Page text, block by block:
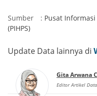
Sumber : Pusat
(PIHPS)
Update Data lainnya di
Gita Arwana
Editor Artikel